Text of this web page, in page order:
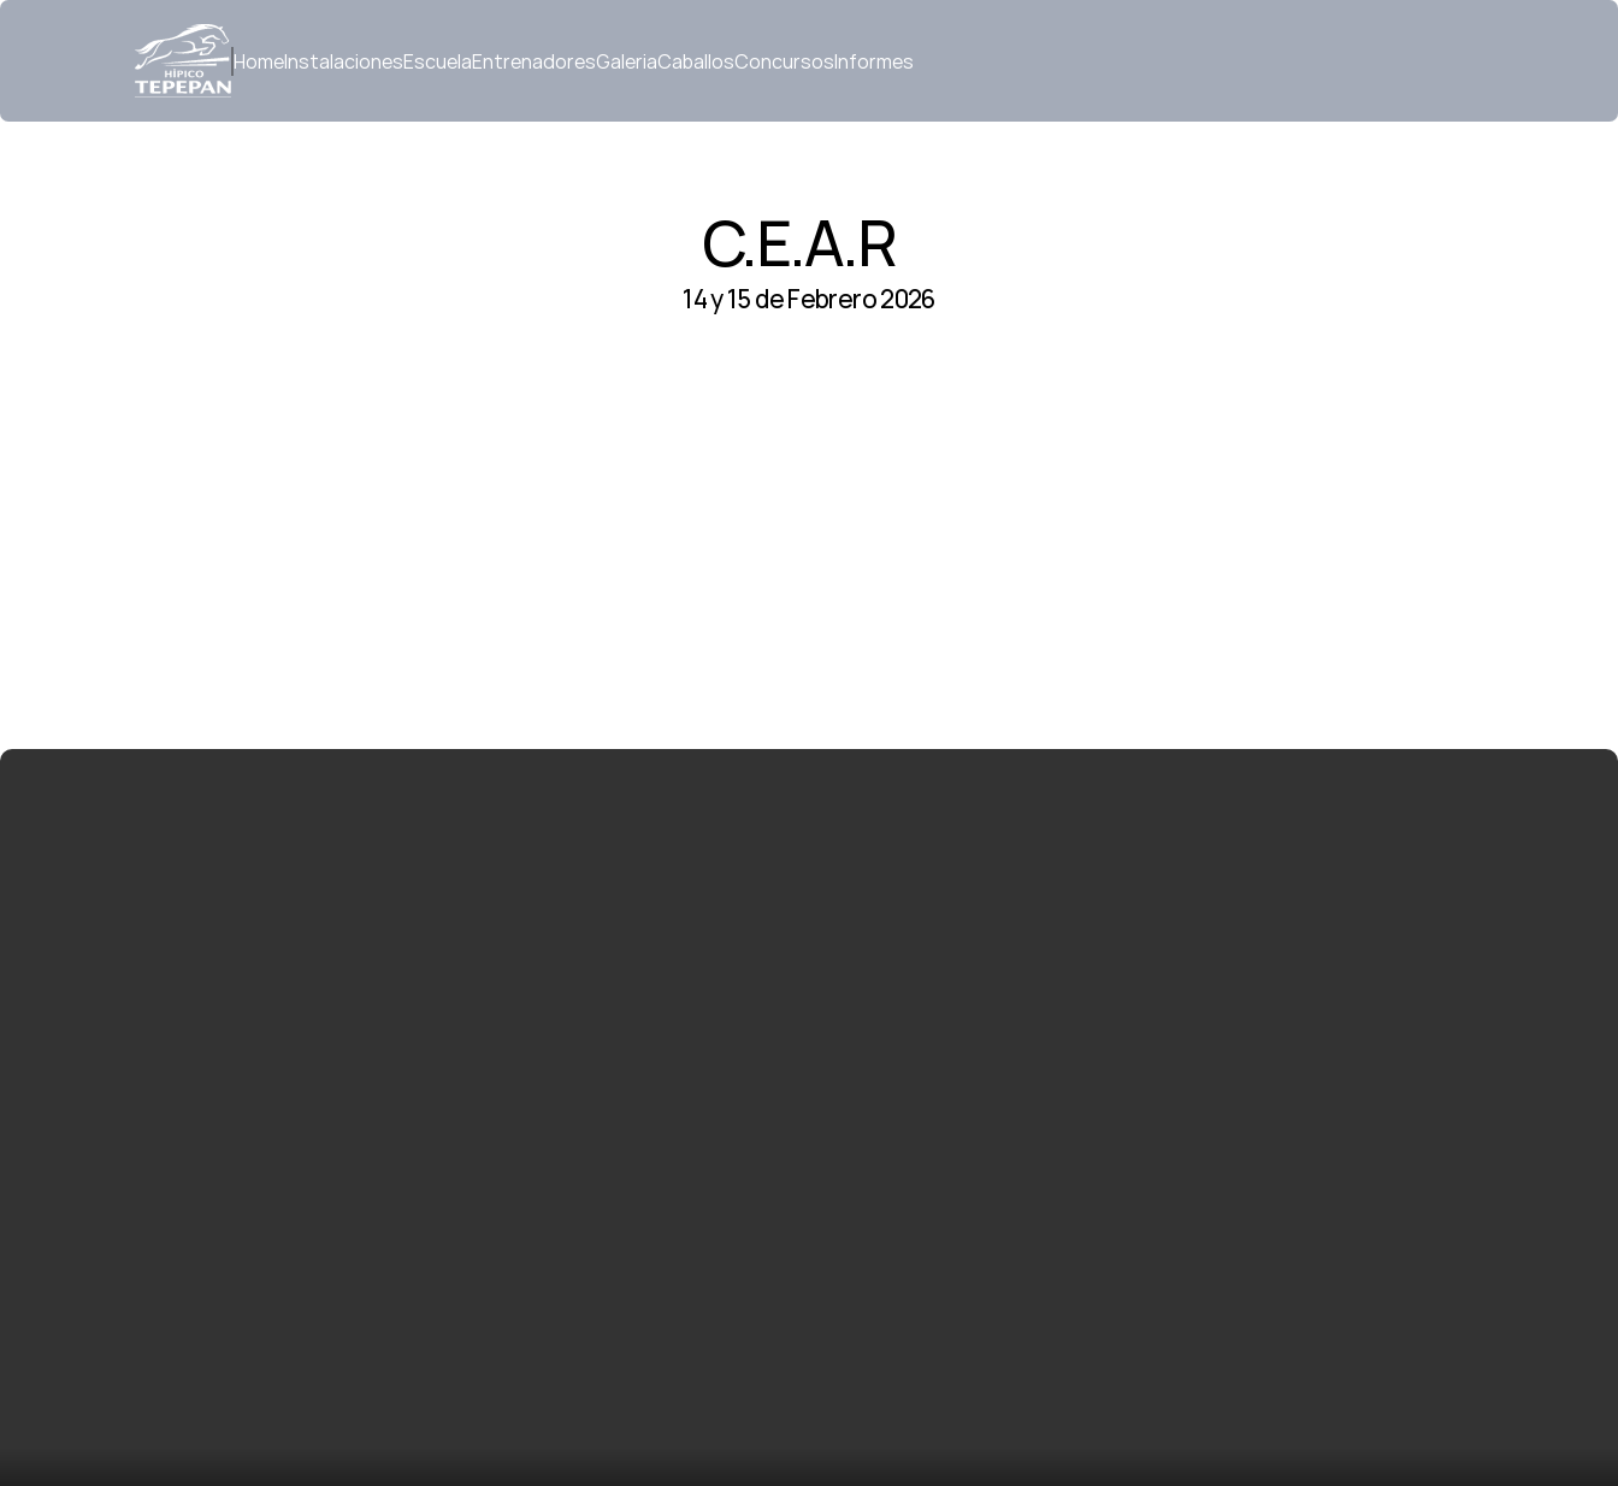
HomeInstalacionesEscuelaEntrenadoresGaleriaCaballosConcursosInformes
C.E.A.R
14 y 15 de Febrero 2026